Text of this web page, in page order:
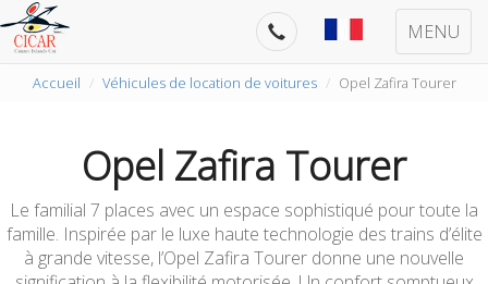
MENU
Accueil Véhicules de location de voitures Opel Zafira Tourer
Opel Zafira Tourer
Le familial 7 places avec un espace sophistiqué pour toute la
famille. Inspirée par le luxe haute technologie des trains d’élite
à grande vitesse, l’Opel Zafira Tourer donne une nouvelle